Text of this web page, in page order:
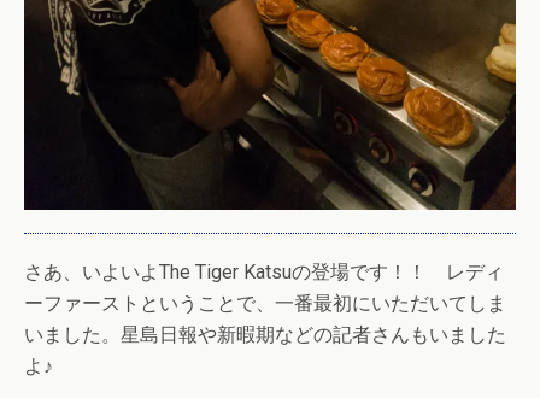
さあ、いよいよThe Tiger Katsuの登場です！！ レディ
ーファーストということで、一番最初にいただいてしま
いました。星島日報や新暇期などの記者さんもいました
よ♪